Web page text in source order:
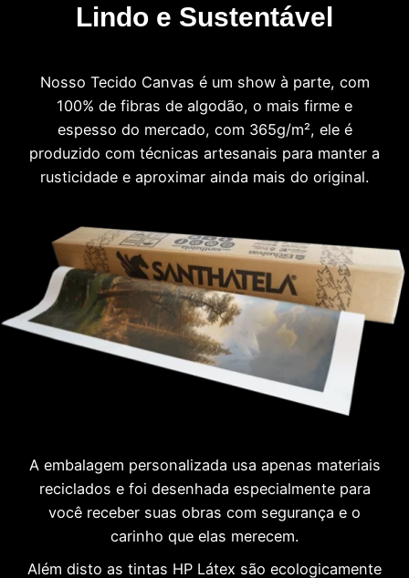
Lindo e Sustentável
Nosso Tecido Canvas é um show à parte, com
100% de fibras de algodão, o mais firme e
espesso do mercado, com 365g/m², ele é
produzido com técnicas artesanais para manter a
rusticidade e aproximar ainda mais do original.
A embalagem personalizada usa apenas materiais
reciclados e foi desenhada especialmente para
você receber suas obras com segurança e o
carinho que elas merecem.
Além disto as tintas HP Látex são ecologicamente